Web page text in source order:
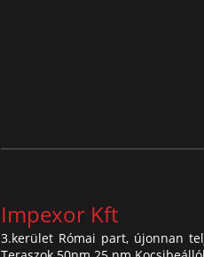
Impexor Kft
3.kerület Római part, újonnan